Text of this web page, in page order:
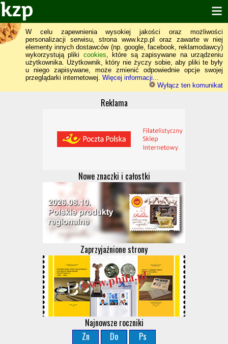
W celu zapewnienia wysokiej jakości oraz możliwości
personalizacji serwisu, strona www.kzp.pl oraz zawarte w niej
elementy innych dostawców (np. google, facebook, reklamodawcy)
wykorzystują pliki cookies, które są zapisywane na urządzeniu
użytkownika. Użytkownik, który nie życzy sobie, aby pliki te były
u niego zapisywane, może zmienić odpowiednie opcje swojej
przeglądarki internetowej. Więcej informacji...
Wyłącz ten komunikat
Reklama
Nowe znaczki i całostki
Zaprzyjaźnione strony
Najnowsze roczniki
Zn
Do
Ps